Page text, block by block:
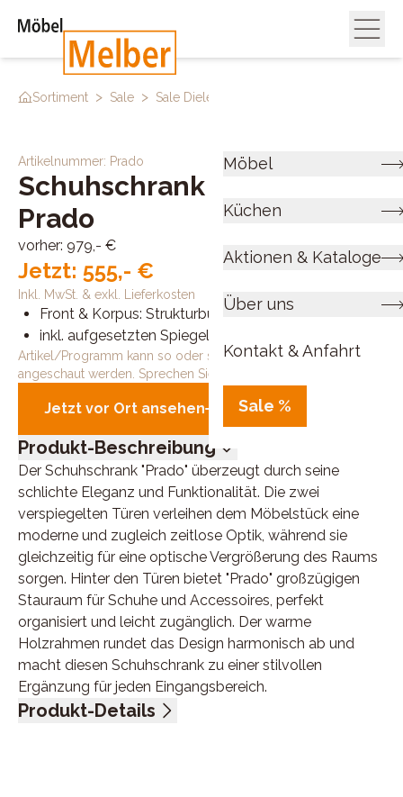
Möbel
Küchen
Aktionen & Kataloge
Über uns
Kontakt & Anfahrt
Sale %
Sortiment > Sale > Sale Diele
Artikelnummer: Prado
Schuhschrank
Prado
vorher: 979,- €
Jetzt: 555,- €
Inkl. MwSt. & exkl. Lieferkosten
Front & Korpus: Strukturbuche,
inkl. aufgesetzten Spiegel
Artikel/Programm kann so oder so ähnlich in der Ausstellung
angeschaut werden. Sprechen Sie uns an!
Jetzt vor Ort ansehen
Produkt-Beschreibung
Der Schuhschrank "Prado" überzeugt durch seine
schlichte Eleganz und Funktionalität. Die zwei
verspiegelten Türen verleihen dem Möbelstück eine
moderne und zugleich zeitlose Optik, während sie
gleichzeitig für eine optische Vergrößerung des Raums
sorgen. Hinter den Türen bietet "Prado" großzügigen
Stauraum für Schuhe und Accessoires, perfekt
organisiert und leicht zugänglich. Der warme
Holzrahmen rundet das Design harmonisch ab und
macht diesen Schuhschrank zu einer stilvollen
Ergänzung für jeden Eingangsbereich.
Produkt-Details